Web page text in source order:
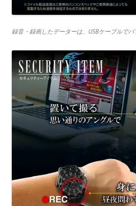
録音・録画したデーターは、USBケーブルでパ